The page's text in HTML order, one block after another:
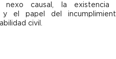
causal, la existencia
y el papel del
civil.